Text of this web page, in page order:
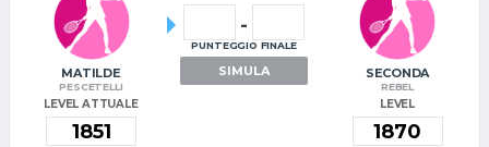
MATILDE
PESCETELLI
LEVEL ATTUALE
-
PUNTEGGIO FINALE
SIMULA SECONDA
REBEL
LEVEL